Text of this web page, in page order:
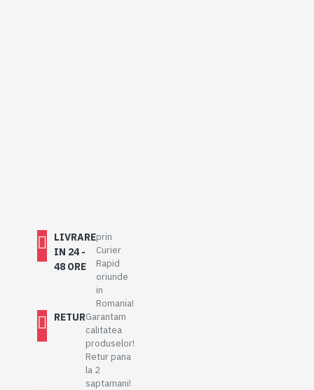
LIVRARE
IN 24 -
48 ORE
prin
Curier
Rapid
oriunde
in
Romania!
RETURGarantam
calitatea
produselor!
Retur pana
la 2
saptamani!